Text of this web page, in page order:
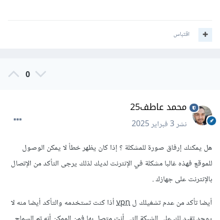
اقتباس
0
محمد عاطف25
نشر3 فبراير 2025
هل يمكنك إرفاق صورة للمشكلة ؟ إذا كان يظهر خطأ لا يمكن الوصول
للموقع فهذه غالبا مشكلة في الإنترنت لديك لذلك يرجى التأكد من الإتصال
بالإنترنت على جهازك .
أيضا تأكد من عدم تشغيلك لvpnأذا كنت تستخدمه والتأكد أيضا منه لا